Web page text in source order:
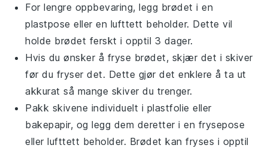
For lengre oppbevaring, legg brødet i en
plastpose eller en lufttett beholder. Dette vil
holde brødet ferskt i opptil 3 dager.
Hvis du ønsker å fryse brødet, skjær det i skiver
før du fryser det. Dette gjør det enklere å ta ut
akkurat så mange skiver du trenger.
Pakk skivene individuelt i plastfolie eller
bakepapir, og legg dem deretter i en frysepose
eller lufttett beholder. Brødet kan fryses i opptil